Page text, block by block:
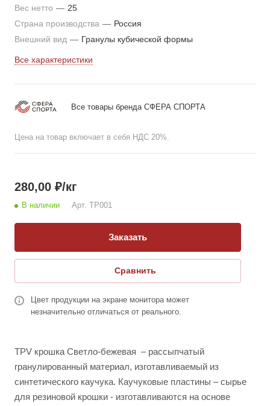
климатических зонах, выдерживают температурный режим
от -40 °C и до +50°C, не разрушаются под действием
солнечных лучей и влаги.
невозможно получить при изготовлении EPDM крошки и
крошки из автомобильных покрышек.
Вес нетто — 25
Страна производства — Россия
Внешний вид — Гранулы кубической формы
Все характеристики
Все товары бренда СФЕРА СПОРТА
Цена на товар включает в себя НДС 20%.
280,00 ₽/кг
В наличии Арт. TP001
Заказать
Сравнить
Цвет продукции на экране монитора может
незначительно отличаться от реального.
TPV крошка Светло-бежевая – рассыпчатый
гранулированный материал, изготавливаемый из
синтетического каучука. Каучуковые пластины – сырье
для резиновой крошки - изготавливаются на основе